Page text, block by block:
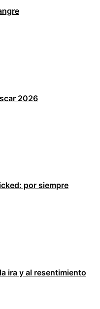
2026
por siempre
ira y al resentimiento